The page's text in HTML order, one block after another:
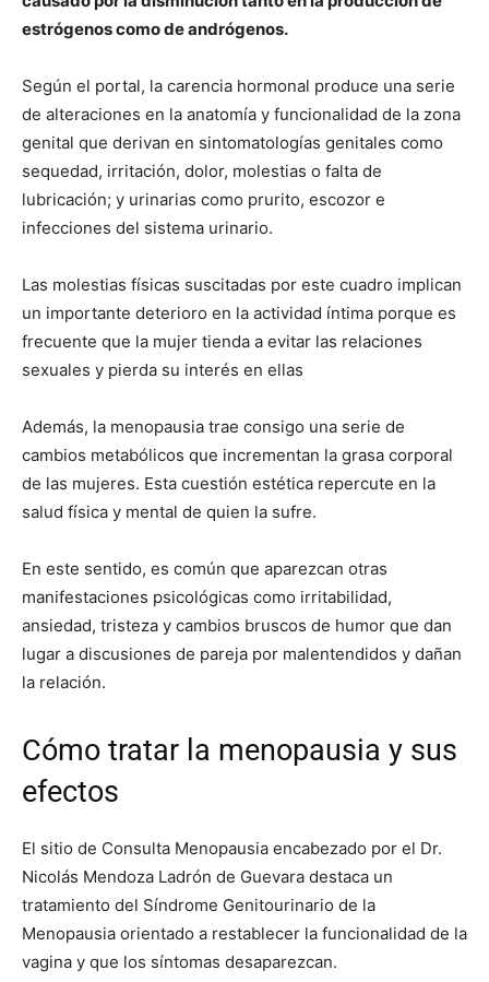
estrógenos como de andrógenos.
Según el portal, la carencia hormonal produce una serie
de alteraciones en la anatomía y funcionalidad de la zona
genital que derivan en sintomatologías genitales como
sequedad, irritación, dolor, molestias o falta de
lubricación; y urinarias como prurito, escozor e
infecciones del sistema urinario.
Las molestias físicas suscitadas por este cuadro implican
un importante deterioro en la actividad íntima porque es
frecuente que la mujer tienda a evitar las relaciones
sexuales y pierda su interés en ellas
Además, la menopausia trae consigo una serie de
cambios metabólicos que incrementan la grasa corporal
de las mujeres. Esta cuestión estética repercute en la
salud física y mental de quien la sufre.
En este sentido, es común que aparezcan otras
manifestaciones psicológicas como irritabilidad,
ansiedad, tristeza y cambios bruscos de humor que dan
lugar a discusiones de pareja por malentendidos y dañan
la relación.
Cómo tratar la menopausia y sus
efectos
El sitio de Consulta Menopausia encabezado por el Dr.
Nicolás Mendoza Ladrón de Guevara destaca un
tratamiento del Síndrome Genitourinario de la
Menopausia orientado a restablecer la funcionalidad de la
vagina y que los síntomas desaparezcan.